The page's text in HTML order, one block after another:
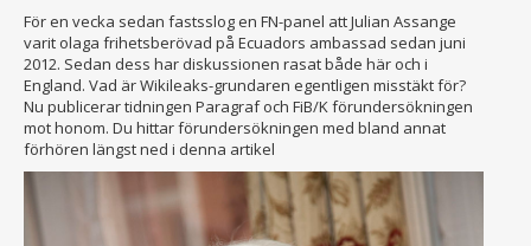
För en vecka sedan fastsslog en FN-panel att Julian Assange
varit olaga frihetsberövad på Ecuadors ambassad sedan juni
2012. Sedan dess har diskussionen rasat både här och i
England. Vad är Wikileaks-grundaren egentligen misstäkt för?
Nu publicerar tidningen Paragraf och FiB/K förundersökningen
mot honom. Du hittar förundersökningen med bland annat
förhören längst ned i denna artikel